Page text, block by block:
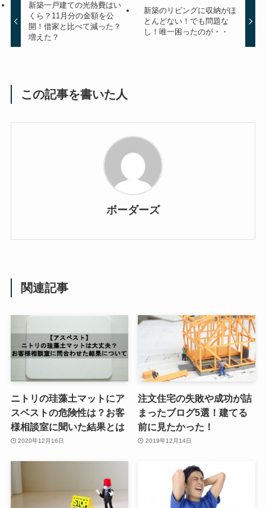
新築一戸建ての光熱費はい
くら？11月分の金額を公
開！借家と比べて減った？
増えた？
新築のリビングに収納がほ
とんどない！でも問題な
し！唯一困ったのが・・
この記事を書いた人
ボーダーズ
関連記事
ニトリの珪藻土マットにア
スベストの危険性は？お客
様相談室に聞いた結果とは
2020年12月16日
注文住宅の失敗や成功が詰
まったブログ5選！建てる
前に見たかった！
2019年12月14日